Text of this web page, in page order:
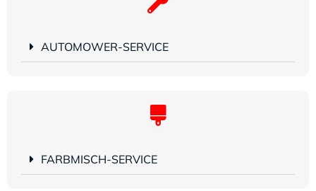
AUTOMOWER-SERVICE
FARBMISCH-SERVICE